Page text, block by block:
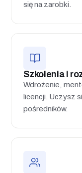
się na zarobki.
Szkolenia i
Wdrożenie,
licencji. Uczysz
pośredników.